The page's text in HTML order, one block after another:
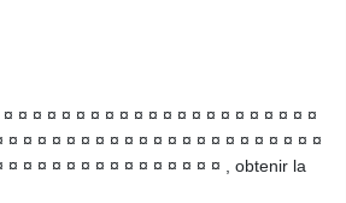
¤ ¤ ¤ ¤ ¤ ¤ ¤ ¤ ¤ ¤ ¤ ¤ ¤ ¤ ¤ ¤ ¤ ¤ ¤ ¤ ¤
¤ ¤ ¤ ¤ ¤ ¤ ¤ ¤ ¤ ¤ ¤ ¤ ¤ ¤ ¤ ¤ ¤ ¤ ¤ ¤ ¤
¤ ¤ ¤ ¤ ¤ ¤ ¤ ¤ ¤ ¤ ¤ ¤ ¤ ¤ , obtenir la